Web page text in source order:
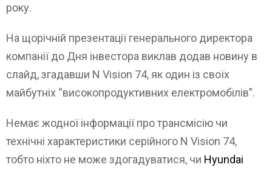
року.
На щорічній презентації генерального директора
компанії до Дня інвестора виклав додав новину в
слайд, згадавши N Vision 74, як один із своїх
майбутніх “високопродуктивних електромобілів”.
Немає жодної інформації про трансмісію чи
технічні характеристики серійного N Vision 74,
тобто ніхто не може здогадуватися, чи Hyundai